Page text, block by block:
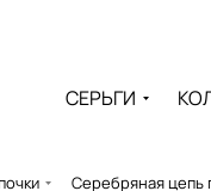
СЕРЬГИ
Серебряная цепь